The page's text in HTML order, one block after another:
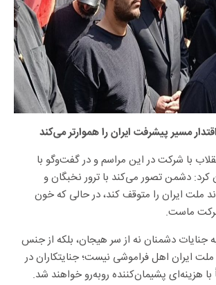
مسیر پیشرفت ایران را هموارتر می‌کند
با شرکت در این مراسم و در گفت‌وگو با
کرد: دشمن تصور می‌کند با ترور نخبگان و
ملت ایران را متوقف کند، در حالی‌ که خون
ماست.
جنایات دشمنان نه از سر هیجان، بلکه از جنس
ایران اهل فراموشی نیست؛ جنایتکاران در
با هزینه‌ای پشیمان‌کننده روبه‌رو خواهند شد.